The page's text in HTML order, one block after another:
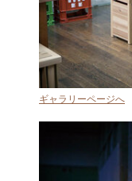
ギャラリーページへ